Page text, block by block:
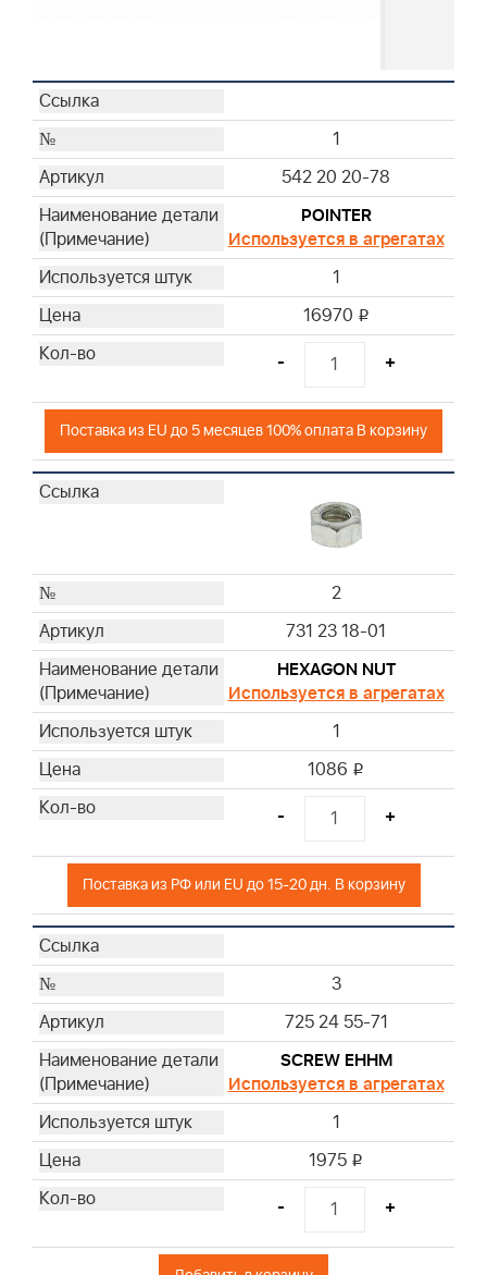
1
542 20 20-78
POINTER
Используется в агрегатах
1
16970 i
- +
Поставка из EU до 5 месяцев 100% оплата В корзину
2
731 23 18-01
HEXAGON NUT
Используется в агрегатах
1
1086 i
- +
Поставка из РФ или EU до 15-20 дн. В корзину
3
725 24 55-71
SCREW EHHM
Используется в агрегатах
1
1975 i
- +